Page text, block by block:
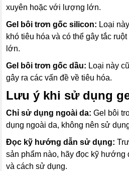
xuyên hoặc với lượng lớn.
Gel bôi trơn gốc silicon: Loại
khó tiêu hóa và có thể gây tắc
lớn.
Gel bôi trơn gốc dầu: Loại này
gây ra các vấn đề về tiêu hóa.
Lưu ý khi sử dụng
Chỉ sử dụng ngoài da: Gel bôi
dụng ngoài da, không nên sử
Đọc kỹ hướng dẫn sử dụng:
sản phẩm nào, hãy đọc kỹ hướng
và cách sử dụng.